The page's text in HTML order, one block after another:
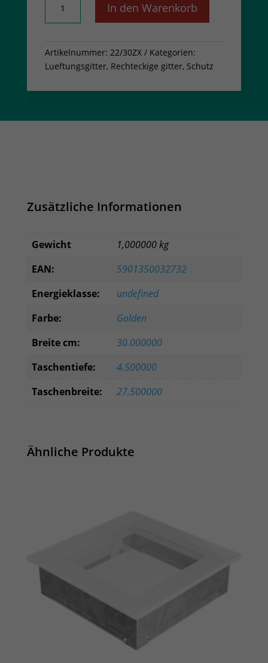
22x30
galvanisches
Jalousie
Menge
In den Warenkorb
Artikelnummer: 22/30ZX
Kategorien:
Lueftungsgitter, Rechteckige gitter, Schutz
Zusätzliche Informationen
Gewicht
1,000000 kg
EAN:
5901350032732
Energieklasse:
undefined
Farbe:
Golden
Breite cm:
30.000000
Taschentiefe:
4.500000
Taschenbreite:
27.500000
Ähnliche Produkte